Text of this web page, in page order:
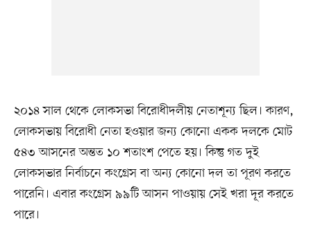
২০১৪ সাল থেকে লোকসভা বিরোধীদলীয় নেতাশূন্য ছিল। কারণ,
লোকসভায় বিরোধী নেতা হওয়ার জন্য কোনো একক দলকে মোট
৫৪৩ আসনের অন্তত ১০ শতাংশ পেতে হয়। কিন্তু গত দুই
লোকসভার নির্বাচনে কংগ্রেস বা অন্য কোনো দল তা পূরণ করতে
পারেনি। এবার কংগ্রেস ৯৯টি আসন পাওয়ায় সেই খরা দূর করতে
পারে।